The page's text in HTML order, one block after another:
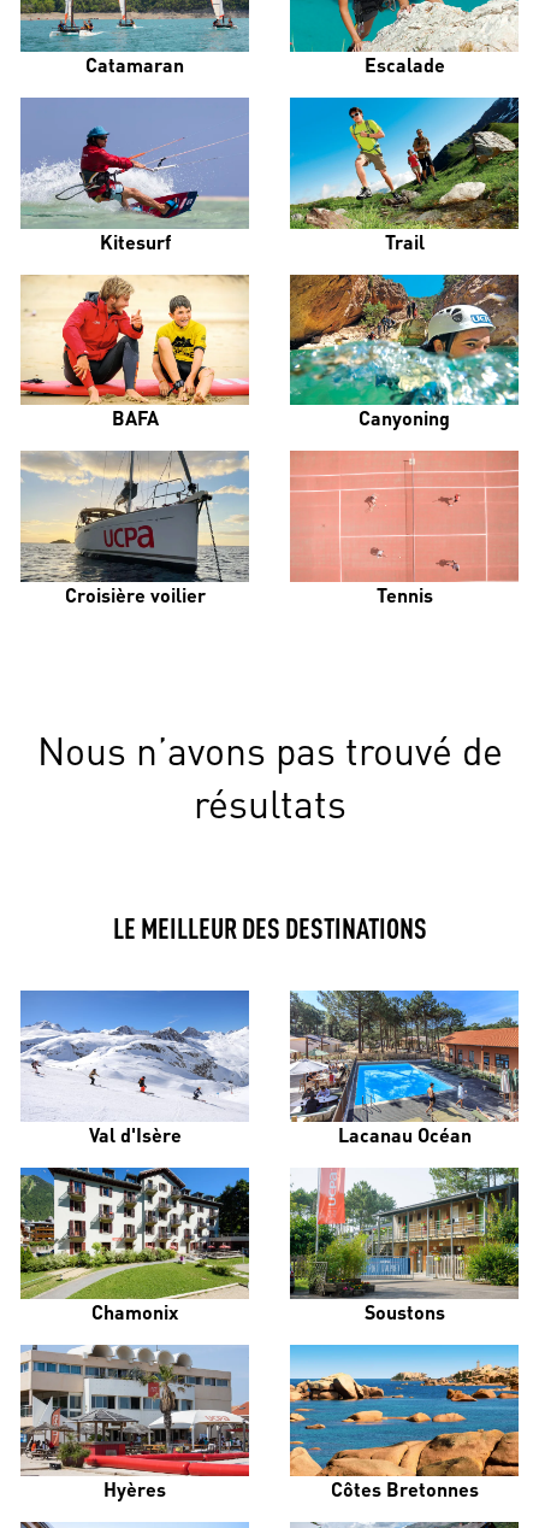
Catamaran Escalade
Kitesurf Trail
BAFA Canyoning
Croisière voilier Tennis
Nous n’avons pas trouvé de
résultats
LE MEILLEUR DES DESTINATIONS
Val d'Isère Lacanau Océan
Chamonix Soustons
Hyères Côtes Bretonnes